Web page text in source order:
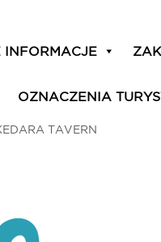
INFORMACJE
OZNACZENIA
TAVERN